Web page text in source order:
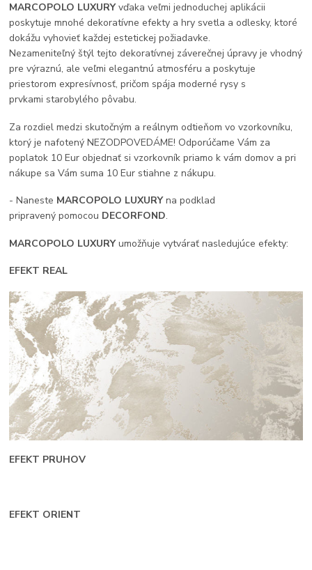
MARCOPOLO LUXURYvďaka veľmi jednoduchej aplikácii
poskytuje mnohé dekoratívne efekty a hry svetla a odlesky, ktoré
dokážu vyhovieť každej estetickej požiadavke.
Nezameniteľný štýl tejto dekoratívnej záverečnej úpravy je vhodný
pre výraznú, ale veľmi elegantnú atmosféru a poskytuje
priestorom expresívnosť, pričom spája moderné rysy s
prvkami starobylého pôvabu.
Za rozdiel medzi skutočným a reálnym odtieňom vo vzorkovníku,
ktorý je nafotený NEZODPOVEDÁME! Odporúčame Vám za
poplatok 10 Eur objednať si vzorkovník priamo k vám domov a pri
nákupe sa Vám suma 10 Eur stiahne z nákupu.
- Naneste MARCOPOLO LUXURYna podklad
pripravený pomocou DECORFOND.
MARCOPOLO LUXURYumožňuje vytvárať nasledujúce efekty:
EFEKT REAL
EFEKT PRUHOV
EFEKT ORIENT